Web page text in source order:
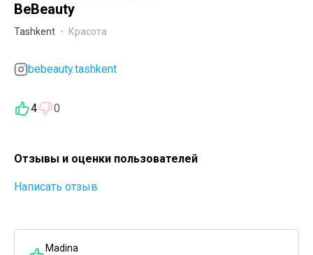
BeBeauty
Tashkent · Красота
bebeauty.tashkent
4 0
Отзывы и оценки пользователей
Написать отзыв
Madina